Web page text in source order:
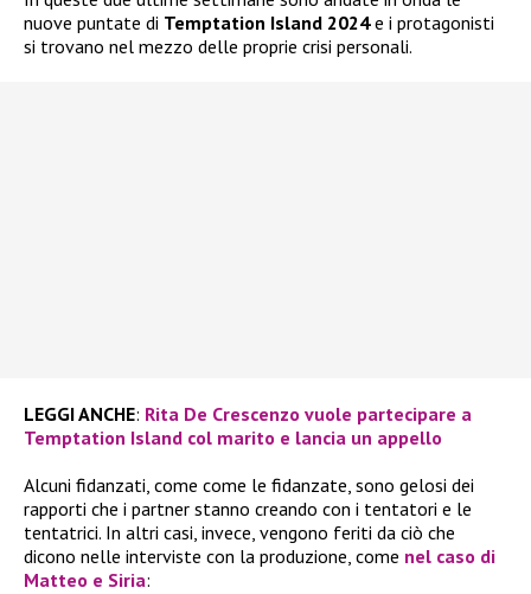
nuove puntate di Temptation Island 2024e i protagonisti
si trovano nel mezzo delle proprie crisi personali.
LEGGI ANCHE: Rita De Crescenzo vuole partecipare a
Temptation Island col marito e lancia un appello
Alcuni fidanzati, come come le fidanzate, sono gelosi dei
rapporti che i partner stanno creando con i tentatori e le
tentatrici. In altri casi, invece, vengono feriti da ciò che
dicono nelle interviste con la produzione, come nel caso di
Matteo e Siria: